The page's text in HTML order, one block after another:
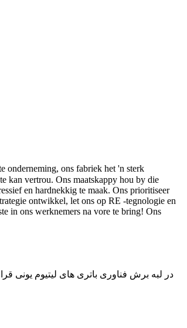
onderneming, ons fabriek het 'n sterk
en hardnekkig te maak. Ons prioritiseer
ontwikkel, let ons op RE -tegnologie en
in ons werknemers na vore te bring! Ons